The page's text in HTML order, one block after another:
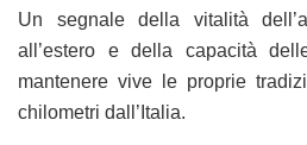
Un segnale della vitalità
all’estero e della capacità
mantenere vive le proprie
chilometri dall’Italia.